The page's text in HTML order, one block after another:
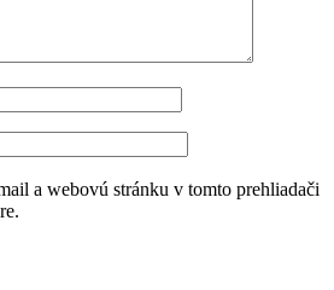
a webovú stránku v tomto prehliadači